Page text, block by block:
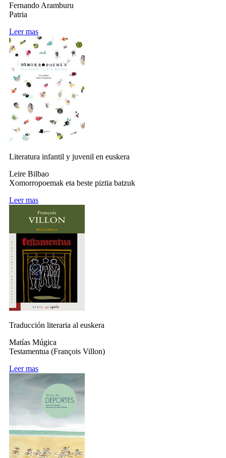
Fernando Aramburu
Patria
Leer mas
Literatura infantil y juvenil en euskera
Leire Bilbao
Xomorropoemak eta beste piztia batzuk
Leer mas
Traducción literaria al euskera
Matías Múgica
Testamentua (François Villon)
Leer mas